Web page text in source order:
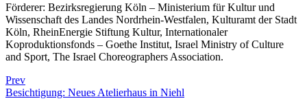
Förderer: Bezirksregierung Köln – Ministerium für Kultur und
Wissenschaft des Landes Nordrhein-Westfalen, Kulturamt der Stadt
Köln, RheinEnergie Stiftung Kultur, Internationaler
Koproduktionsfonds – Goethe Institut, Israel Ministry of Culture
and Sport, The Israel Choreographers Association.
Prev
Besichtigung: Neues Atelierhaus in Niehl